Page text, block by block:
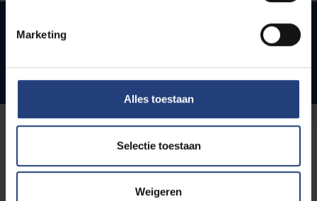
Marketing
Alles toestaan
Selectie toestaan
Weigeren
Master of Science in de Bio-
Genbiotechnologie
2. Chemie en Bioprocestechnologie
Afstudeerrichtingen: